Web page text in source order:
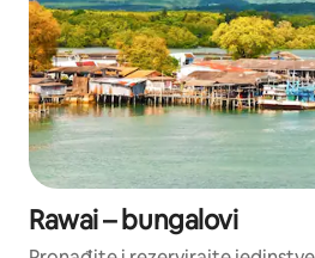
Rawai – bungalovi